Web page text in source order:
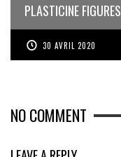
PLASTICINE FIGURES
30 AVRIL 2020
NO COMMENT